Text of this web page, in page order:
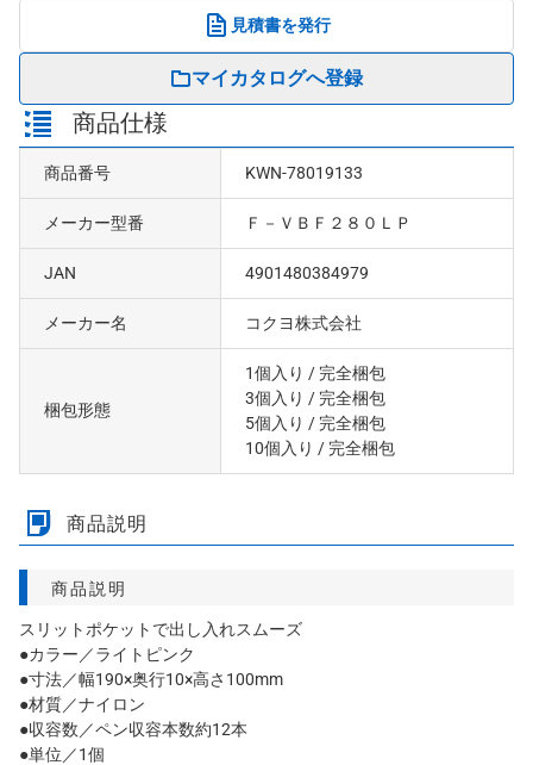
見積書を発行
マイカタログへ登録
商品仕様
商品番号 KWN-78019133
メーカー型番 Ｆ－ＶＢＦ２８０ＬＰ
JAN 4901480384979
メーカー名 コクヨ株式会社
梱包形態
1個入り / 完全梱包
3個入り / 完全梱包
5個入り / 完全梱包
10個入り / 完全梱包
商品説明
商品説明
スリットポケットで出し入れスムーズ
●カラー／ライトピンク
●寸法／幅190×奥行10×高さ100mm
●材質／ナイロン
●収容数／ペン収容本数約12本
●単位／1個